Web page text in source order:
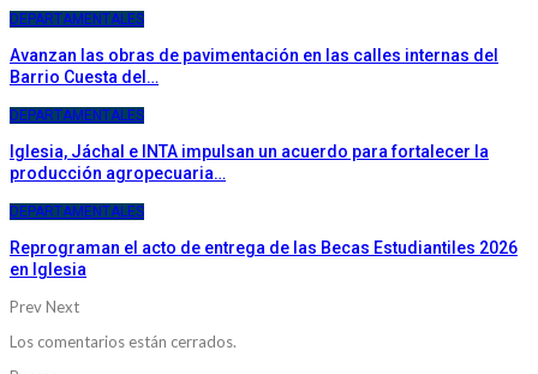
DEPARTAMENTALES
Avanzan las obras de pavimentación en las calles internas del
Barrio Cuesta del…
DEPARTAMENTALES
Iglesia, Jáchal e INTA impulsan un acuerdo para fortalecer la
producción agropecuaria…
DEPARTAMENTALES
Reprograman el acto de entrega de las Becas Estudiantiles 2026
en Iglesia
PrevNext
Los comentarios están cerrados.